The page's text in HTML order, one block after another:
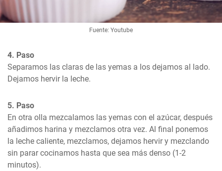
Fuente: Youtube
4. Paso
Separamos las claras de las yemas a los dejamos al lado.
Dejamos hervir la leche.
5. Paso
En otra olla mezcalamos las yemas con el azúcar, después
añadimos harina y mezclamos otra vez. Al final ponemos
la leche caliente, mezclamos, dejamos hervir y mezclando
sin parar cocinamos hasta que sea más denso (1-2
minutos).